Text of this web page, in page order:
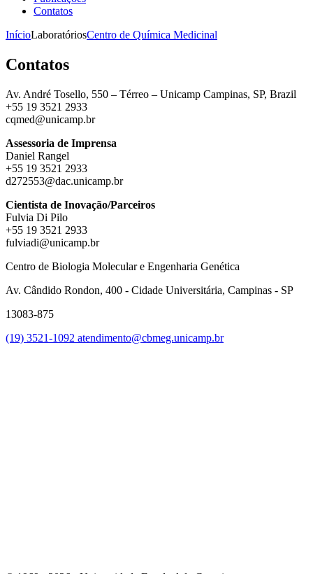
Contatos
InícioLaboratóriosCentro de Química Medicinal
Contatos
Av. André Tosello, 550 – Térreo – Unicamp Campinas, SP, Brazil
+55 19 3521 2933
cqmed@unicamp.br
Assessoria de Imprensa
Daniel Rangel
+55 19 3521 2933
d272553@dac.unicamp.br
Cientista de Inovação/Parceiros
Fulvia Di Pilo
+55 19 3521 2933
fulviadi@unicamp.br
Centro de Biologia Molecular e Engenharia Genética
Av. Cândido Rondon, 400 - Cidade Universitária, Campinas - SP
13083-875
(19) 3521-1092 atendimento@cbmeg.unicamp.br